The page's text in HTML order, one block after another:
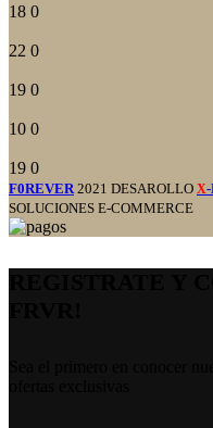
18 0
22 0
19 0
10 0
19 0
F0REVER 2021 DESAROLLO X
SOLUCIONES E-COMMERCE